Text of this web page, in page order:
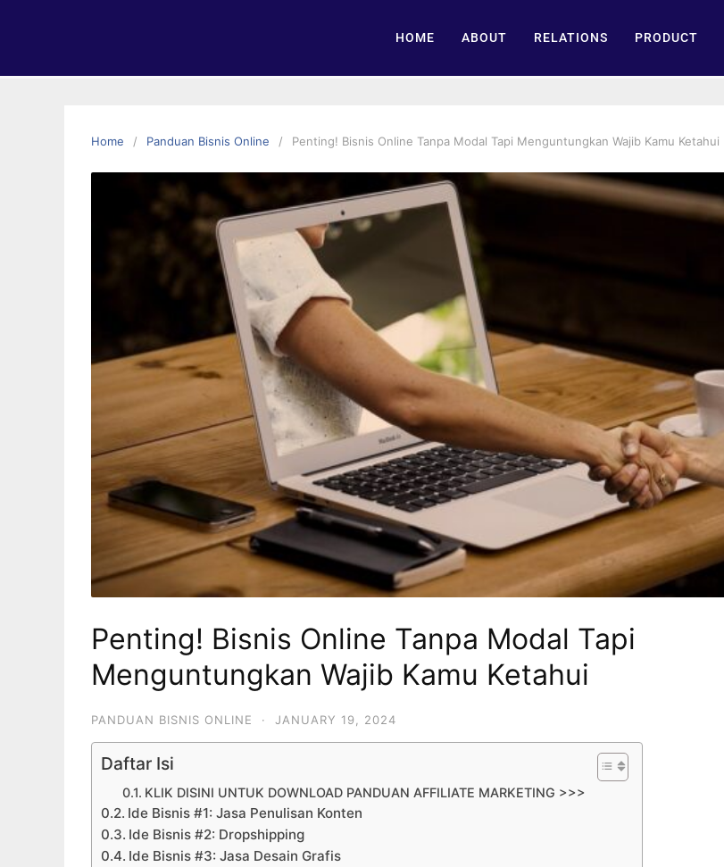
HOME ABOUT RELATIONS PRODUCT
Home Panduan Bisnis Online Penting! Bisnis Online Tanpa Modal Tapi Menguntungkan Wajib Kamu Ketahui
Penting! Bisnis Online Tanpa Modal Tapi
Menguntungkan Wajib Kamu Ketahui
PANDUAN BISNIS ONLINE · JANUARY 19, 2024
Daftar Isi
KLIK DISINI UNTUK DOWNLOAD PANDUAN AFFILIATE MARKETING >>>
Ide Bisnis #1: Jasa Penulisan Konten
Ide Bisnis #2: Dropshipping
Ide Bisnis #3: Jasa Desain Grafis